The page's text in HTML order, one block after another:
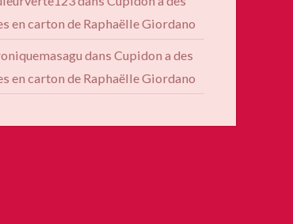
en carton de Raphaëlle Giordano
dans Cupidon a des
en carton de Raphaëlle Giordano